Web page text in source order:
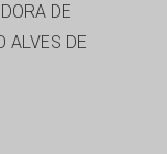
DE
ALVES DE